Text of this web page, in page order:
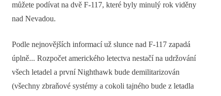
můžete podívat na dvě F-117, které byly minulý rok viděny
nad Nevadou.
Podle nejnovějších informací už slunce nad F-117 zapadá
úplně... Rozpočet amerického letectva nestačí na udržování
všech letadel a první Nighthawk bude demilitarizován
(všechny zbraňové systémy a cokoli tajného bude z letadla